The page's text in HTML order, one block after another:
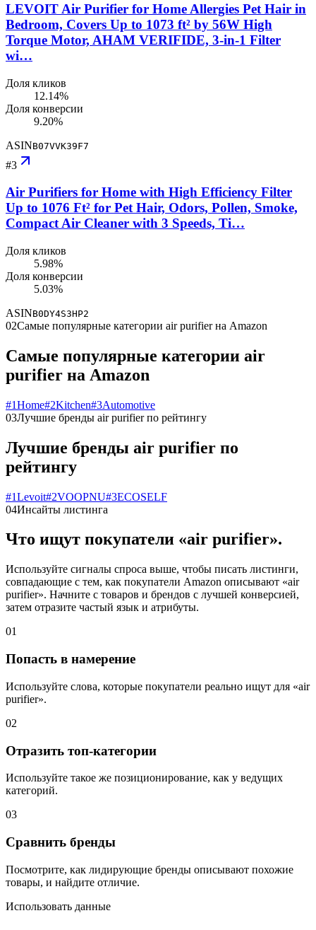
LEVOIT Air Purifier for Home Allergies Pet Hair in
Bedroom, Covers Up to 1073 ft² by 56W High
Torque Motor, AHAM VERIFIDE, 3-in-1 Filter
wi…
Доля кликов
12.14%
Доля конверсии
9.20%
ASINB07VVK39F7
#3
Air Purifiers for Home with High Efficiency Filter
Up to 1076 Ft² for Pet Hair, Odors, Pollen, Smoke,
Compact Air Cleaner with 3 Speeds, Ti…
Доля кликов
5.98%
Доля конверсии
5.03%
ASINB0DY4S3HP2
02Самые популярные категории air purifier на Amazon
Самые популярные категории air
purifier на Amazon
#1Home#2Kitchen#3Automotive
03Лучшие бренды air purifier по рейтингу
Лучшие бренды air purifier по
рейтингу
#1Levoit#2VOOPNU#3ECOSELF
04Инсайты листинга
Что ищут покупатели «air purifier».
Используйте сигналы спроса выше, чтобы писать листинги,
совпадающие с тем, как покупатели Amazon описывают «air
purifier». Начните с товаров и брендов с лучшей конверсией,
затем отразите частый язык и атрибуты.
01
Попасть в намерение
Используйте слова, которые покупатели реально ищут для «air
purifier».
02
Отразить топ-категории
Используйте такое же позиционирование, как у ведущих
категорий.
03
Сравнить бренды
Посмотрите, как лидирующие бренды описывают похожие
товары, и найдите отличие.
Использовать данные